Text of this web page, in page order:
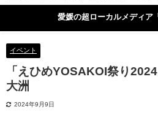
愛媛の超ローカルメディア
イベント
「えひめYOSAKOI祭り
大洲
2024年9月9日